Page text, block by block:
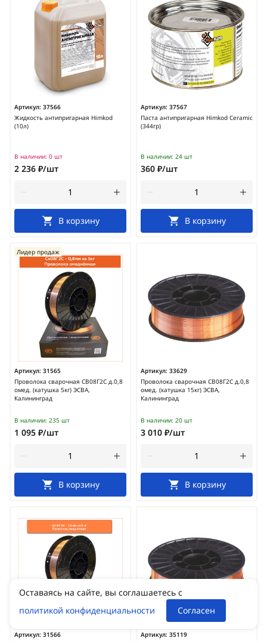
Артикул: 37566
Жидкость антипригарная Himkod
(10л)
В наличии: 0 шт
2 236 ₽/шт
В корзину
Артикул: 37567
Паста антипригарная Himkod Ceramic
(344гр)
В наличии: 24 шт
360 ₽/шт
В корзину
Артикул: 31565
Проволока сварочная СВ08Г2С д.0,8
омед. (катушка 5кг) ЭСВА,
Калининград
Лидер продаж
В наличии: 235 шт
1 095 ₽/шт
В корзину
Артикул: 33629
Проволока сварочная СВ08Г2С д.0,8
омед. (катушка 15кг) ЭСВА,
Калининград
В наличии: 20 шт
3 010 ₽/шт
В корзину
Артикул: 31566 Артикул: 35119
Оставаясь на сайте, вы соглашаетесь с
политикой конфиденциальности
Согласен